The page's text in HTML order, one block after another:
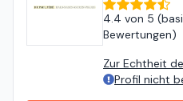
4.4 von 5 (
Bewertungen)
Zur Echtheit
Profil nicht